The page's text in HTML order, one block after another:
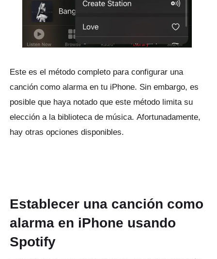
Este es el método completo para configurar una
canción como alarma en tu iPhone. Sin embargo, es
posible que haya notado que este método limita su
elección a la biblioteca de música. Afortunadamente,
hay otras opciones disponibles.
Establecer una canción como
alarma en iPhone usando
Spotify